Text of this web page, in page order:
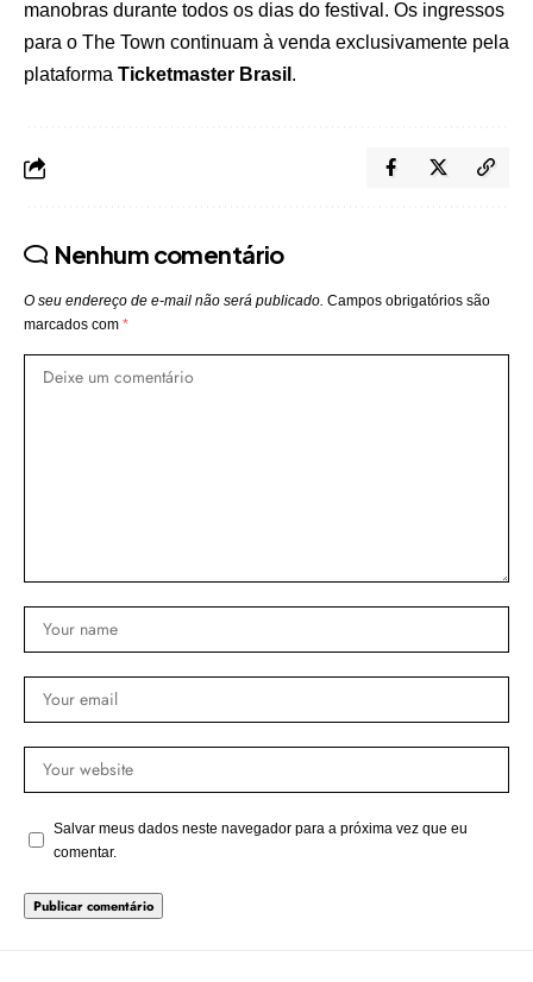
manobras durante todos os dias do festival. Os ingressos
para o The Town continuam à venda exclusivamente pela
plataforma Ticketmaster Brasil .
Nenhum comentário
O seu endereço de e-mail não será publicado. Campos obrigatórios são
marcados com *
Salvar meus dados neste navegador para a próxima vez que eu
comentar.